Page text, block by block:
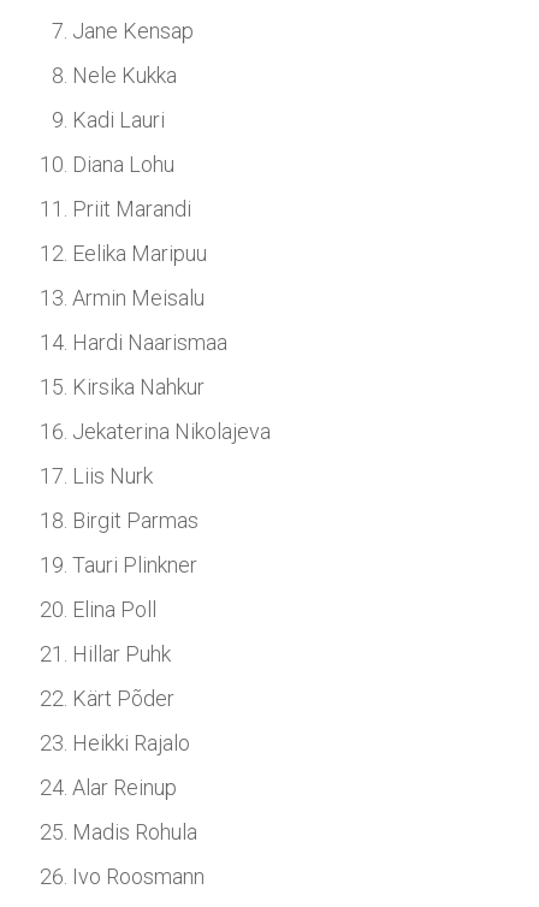
Jane Kensap
Nele Kukka
Kadi Lauri
Diana Lohu
Priit Marandi
Eelika Maripuu
Armin Meisalu
Hardi Naarismaa
Kirsika Nahkur
Jekaterina Nikolajeva
Liis Nurk
Birgit Parmas
Tauri Plinkner
Elina Poll
Hillar Puhk
Kärt Põder
Heikki Rajalo
Alar Reinup
Madis Rohula
Ivo Roosmann